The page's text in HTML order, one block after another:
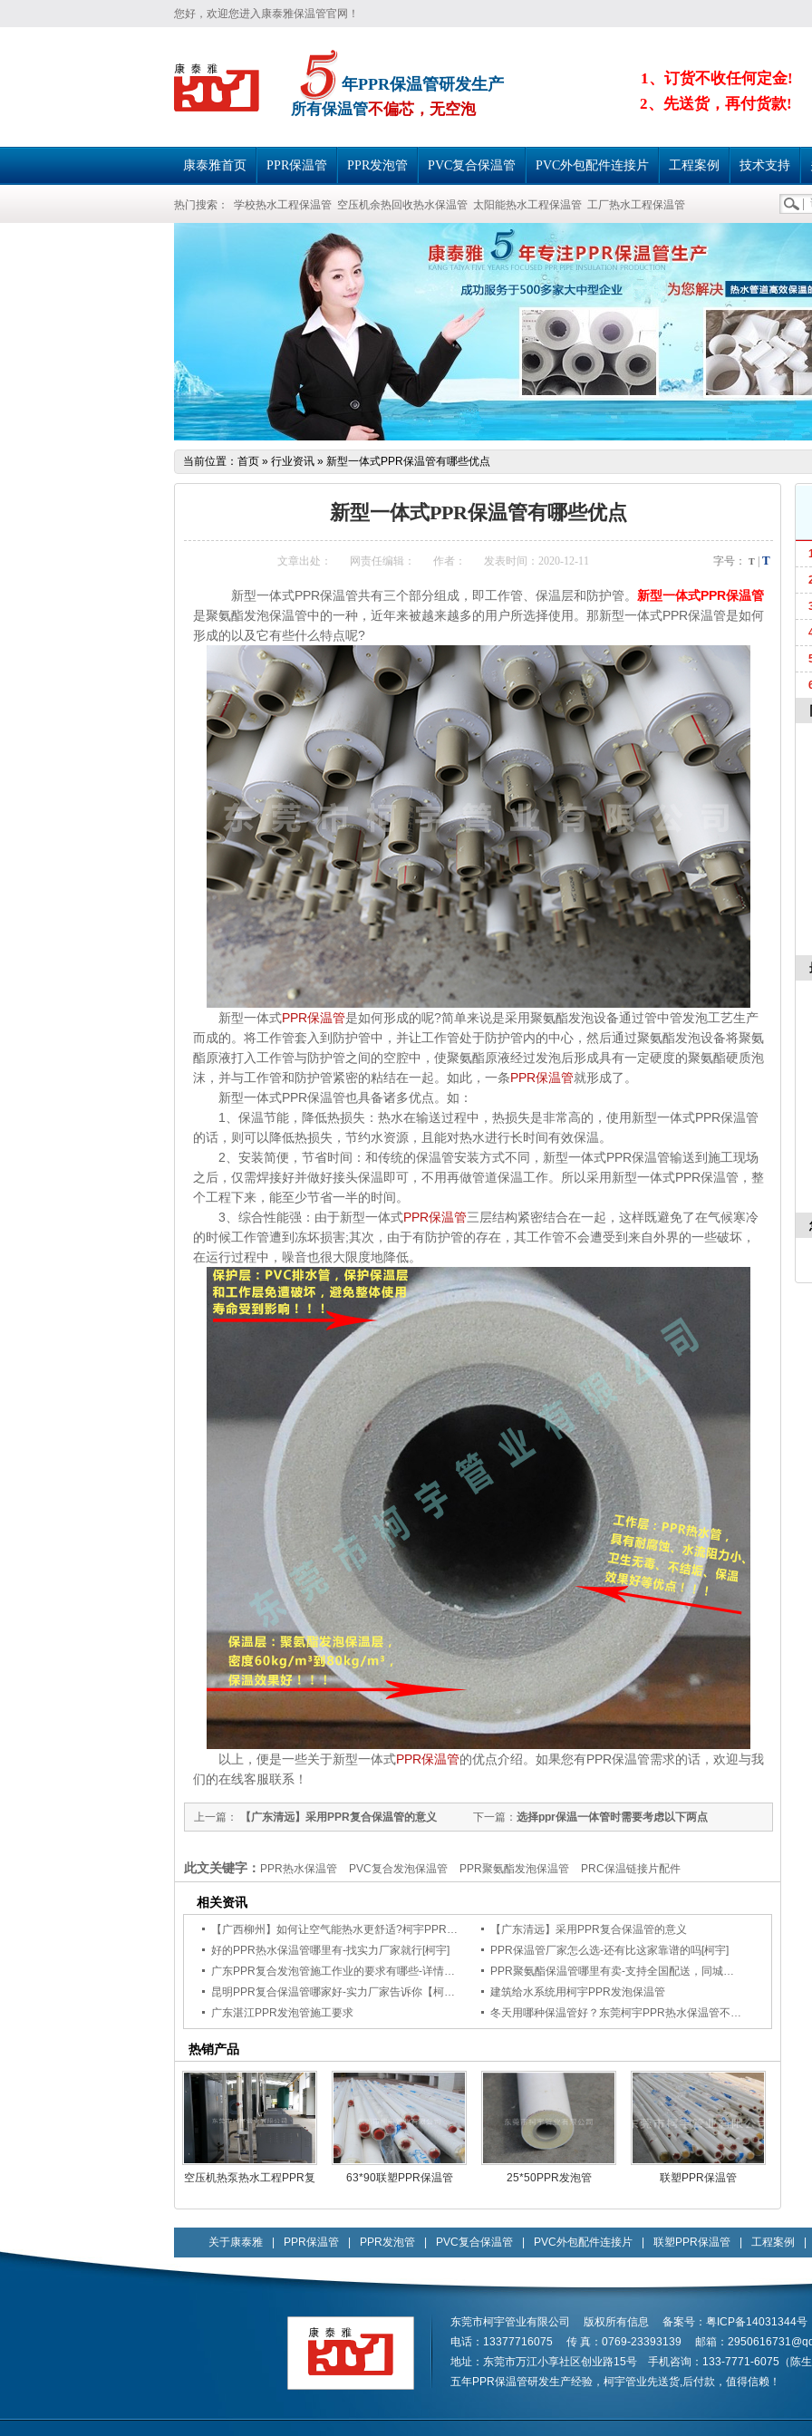
您好，欢迎您进入康泰雅保温管官网！
年PPR保温管研发生产
所有保温管不偏芯，无空泡
1、订货不收任何定金!
2、先送货，再付货款!
康泰雅首页 PPR保温管 PPR发泡管 PVC复合保温管 PVC外包配件连接片 工程案例 技术支持
热门搜索： 学校热水工程保温管 空压机余热回收热水保温管 太阳能热水工程保温管 工厂热水工程保温管
当前位置： 首页 » 行业资讯 » 新型一体式PPR保温管有哪些优点
新型一体式PPR保温管有哪些优点
字号： T T
文章出处： 网责任编辑： 作者： 发表时间：2020-12-11
新型一体式PPR保温管共有三个部分组成，即工作管、保温层和防护管。 新型一体式PPR保温管
是聚氨酯发泡保温管中的一种，近年来被越来越多的用户所选择使用。那新型一体式PPR保温管是如何
形成的以及它有些什么特点呢?
新型一体式PPR保温管是如何形成的呢?简单来说是采用聚氨酯发泡设备通过管中管发泡工艺生产
而成的。将工作管套入到防护管中，并让工作管处于防护管内的中心，然后通过聚氨酯发泡设备将聚氨
酯原液打入工作管与防护管之间的空腔中，使聚氨酯原液经过发泡后形成具有一定硬度的聚氨酯硬质泡
沫，并与工作管和防护管紧密的粘结在一起。如此，一条PPR保温管就形成了。
新型一体式PPR保温管也具备诸多优点。如：
1、保温节能，降低热损失：热水在输送过程中，热损失是非常高的，使用新型一体式PPR保温管
的话，则可以降低热损失，节约水资源，且能对热水进行长时间有效保温。
2、安装简便，节省时间：和传统的保温管安装方式不同，新型一体式PPR保温管输送到施工现场
之后，仅需焊接好并做好接头保温即可，不用再做管道保温工作。所以采用新型一体式PPR保温管，整
个工程下来，能至少节省一半的时间。
3、综合性能强：由于新型一体式PPR保温管三层结构紧密结合在一起，这样既避免了在气候寒冷
的时候工作管遭到冻坏损害;其次，由于有防护管的存在，其工作管不会遭受到来自外界的一些破坏，
在运行过程中，噪音也很大限度地降低。
以上，便是一些关于新型一体式PPR保温管的优点介绍。如果您有PPR保温管需求的话，欢迎与我
们的在线客服联系！
下一篇： 选择ppr保温一体管时需要考虑以下两点
上一篇： 【广东清远】采用PPR复合保温管的意义
此文关键字： PPR热水保温管 PVC复合发泡保温管 PPR聚氨酯发泡保温管 PRC保温链接片配件
相关资讯
【广西柳州】如何让空气能热水更舒适?柯宇PPR复合发泡管给出答案
【广东清远】采用PPR复合保温管的意义
好的PPR热水保温管哪里有-找实力厂家就行[柯宇]
PPR保温管厂家怎么选-还有比这家靠谱的吗[柯宇]
广东PPR复合发泡管施工作业的要求有哪些-详情了解[柯宇]
PPR聚氨酯保温管哪里有卖-支持全国配送，同城当天达「柯宇」
昆明PPR复合保温管哪家好-实力厂家告诉你【柯宇管业】
建筑给水系统用柯宇PPR发泡保温管
广东湛江PPR发泡管施工要求
冬天用哪种保温管好？东莞柯宇PPR热水保温管不仅保温节能，还耐用
热销产品
空压机热泵热水工程PPR复
63*90联塑PPR保温管 25*50PPR发泡管 联塑PPR保温管
关于康泰雅 PPR保温管 PPR发泡管 PVC复合保温管 PVC外包配件连接片 联塑PPR保温管 工程案例
东莞市柯宇管业有限公司 版权所有信息 备案号： 粤ICP备14031344号
电话：13377716075 传 真：0769-23393139 邮箱：
地址：东莞市万江小享社区创业路15号 手机咨询：133-7771-6075（陈生
五年PPR保温管研发生产经验，柯宇管业先送货,后付款，值得信赖！